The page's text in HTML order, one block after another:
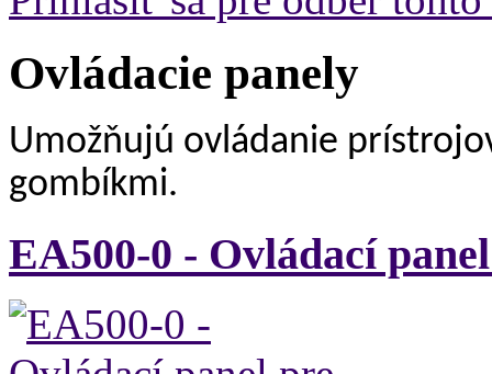
Ovládacie panely
Umožňujú ovládanie
gombíkmi.
EA500-0 - Ovládací